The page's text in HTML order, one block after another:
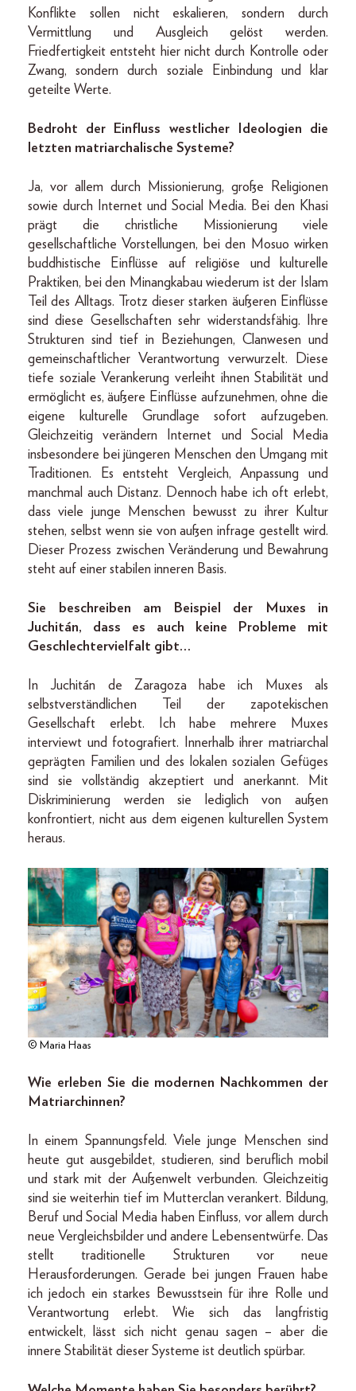
Konflikte sollen nicht eskalieren, sondern durch
Vermittlung und Ausgleich gelöst werden.
Friedfertigkeit entsteht hier nicht durch Kontrolle oder
Zwang, sondern durch soziale Einbindung und klar
geteilte Werte.
Bedroht der Einfluss westlicher Ideologien die
letzten matriarchalische Systeme?
Ja, vor allem durch Missionierung, große Religionen
sowie durch Internet und Social Media. Bei den Khasi
prägt die christliche Missionierung viele
gesellschaftliche Vorstellungen, bei den Mosuo wirken
buddhistische Einflüsse auf religiöse und kulturelle
Praktiken, bei den Minangkabau wiederum ist der Islam
Teil des Alltags. Trotz dieser starken äußeren Einflüsse
sind diese Gesellschaften sehr widerstandsfähig. Ihre
Strukturen sind tief in Beziehungen, Clanwesen und
gemeinschaftlicher Verantwortung verwurzelt. Diese
tiefe soziale Verankerung verleiht ihnen Stabilität und
ermöglicht es, äußere Einflüsse aufzunehmen, ohne die
eigene kulturelle Grundlage sofort aufzugeben.
Gleichzeitig verändern Internet und Social Media
insbesondere bei jüngeren Menschen den Umgang mit
Traditionen. Es entsteht Vergleich, Anpassung und
manchmal auch Distanz. Dennoch habe ich oft erlebt,
dass viele junge Menschen bewusst zu ihrer Kultur
stehen, selbst wenn sie von außen infrage gestellt wird.
Dieser Prozess zwischen Veränderung und Bewahrung
steht auf einer stabilen inneren Basis.
Sie beschreiben am Beispiel der Muxes in
Juchitán, dass es auch keine Probleme mit
Geschlechtervielfalt gibt…
In Juchitán de Zaragoza habe ich Muxes als
selbstverständlichen Teil der zapotekischen
Gesellschaft erlebt. Ich habe mehrere Muxes
interviewt und fotografiert. Innerhalb ihrer matriarchal
geprägten Familien und des lokalen sozialen Gefüges
sind sie vollständig akzeptiert und anerkannt. Mit
Diskriminierung werden sie lediglich von außen
konfrontiert, nicht aus dem eigenen kulturellen System
heraus.
© Maria Haas
Wie erleben Sie die modernen Nachkommen der
Matriarchinnen?
In einem Spannungsfeld. Viele junge Menschen sind
heute gut ausgebildet, studieren, sind beruflich mobil
und stark mit der Außenwelt verbunden. Gleichzeitig
sind sie weiterhin tief im Mutterclan verankert. Bildung,
Beruf und Social Media haben Einfluss, vor allem durch
neue Vergleichsbilder und andere Lebensentwürfe. Das
stellt traditionelle Strukturen vor neue
Herausforderungen. Gerade bei jungen Frauen habe
ich jedoch ein starkes Bewusstsein für ihre Rolle und
Verantwortung erlebt. Wie sich das langfristig
entwickelt, lässt sich nicht genau sagen – aber die
innere Stabilität dieser Systeme ist deutlich spürbar.